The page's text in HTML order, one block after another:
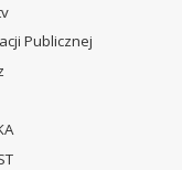
Publicznej